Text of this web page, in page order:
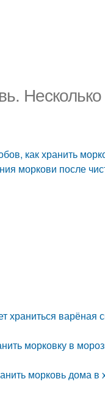
как хранить
моркови после
варёная
морковку в
морковь дома в